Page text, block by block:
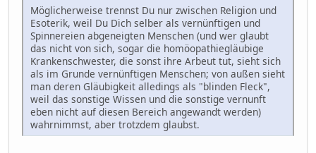
Möglicherweise trennst Du nur zwischen Religion und
Esoterik, weil Du Dich selber als vernünftigen und
Spinnereien abgeneigten Menschen (und wer glaubt
das nicht von sich, sogar die homöopathiegläubige
Krankenschwester, die sonst ihre Arbeut tut, sieht sich
als im Grunde vernünftigen Menschen; von außen sieht
man deren Gläubigkeit alledings als "blinden Fleck",
weil das sonstige Wissen und die sonstige vernunft
eben nicht auf diesen Bereich angewandt werden)
wahrnimmst, aber trotzdem glaubst.